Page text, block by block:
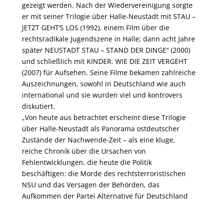
gezeigt werden. Nach der Wiedervereinigung sorgte
er mit seiner Trilogie über Halle-Neustadt mit STAU –
JETZT GEHT’S LOS (1992), einem Film über die
rechtsradikale Jugendszene in Halle; dann acht Jahre
später NEUSTADT STAU – STAND DER DINGE“ (2000)
und schließlich mit KINDER. WIE DIE ZEIT VERGEHT
(2007) für Aufsehen. Seine Filme bekamen zahlreiche
Auszeichnungen, sowohl in Deutschland wie auch
international und sie wurden viel und kontrovers
diskutiert.
„Von heute aus betrachtet erscheint diese Trilogie
über Halle-Neustadt als Panorama ostdeutscher
Zustände der Nachwende-Zeit – als eine kluge,
reiche Chronik über die Ursachen von
Fehlentwicklungen, die heute die Politik
beschäftigen: die Morde des rechtsterroristischen
NSU und das Versagen der Behörden, das
Aufkommen der Partei Alternative für Deutschland